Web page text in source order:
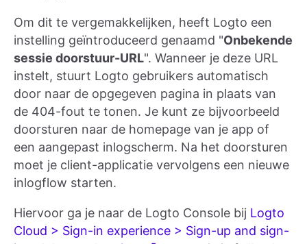
Om dit te vergemakkelijken, heeft Logto een
instelling geïntroduceerd genaamd "Onbekende
sessie doorstuur-URL". Wanneer je deze URL
instelt, stuurt Logto gebruikers automatisch
door naar de opgegeven pagina in plaats van
de 404-fout te tonen. Je kunt ze bijvoorbeeld
doorsturen naar de homepage van je app of
een aangepast inlogscherm. Na het doorsturen
moet je client-applicatie vervolgens een nieuwe
inlogflow starten.
Hiervoor ga je naar de Logto Console bij Logto
Cloud > Sign-in experience > Sign-up and sign-